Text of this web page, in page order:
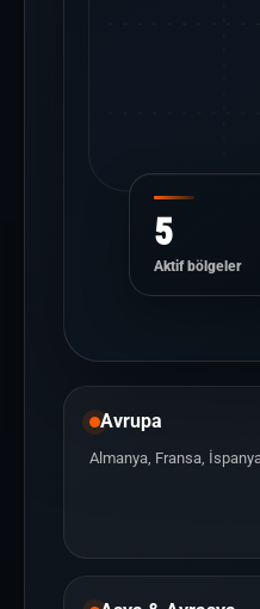
5
Aktif bölgeler
Avrupa
Almanya, Fransa,